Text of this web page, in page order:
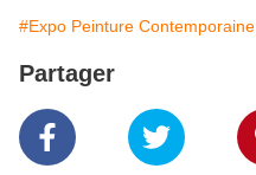
#Expo Peinture Contemporaine
Partager